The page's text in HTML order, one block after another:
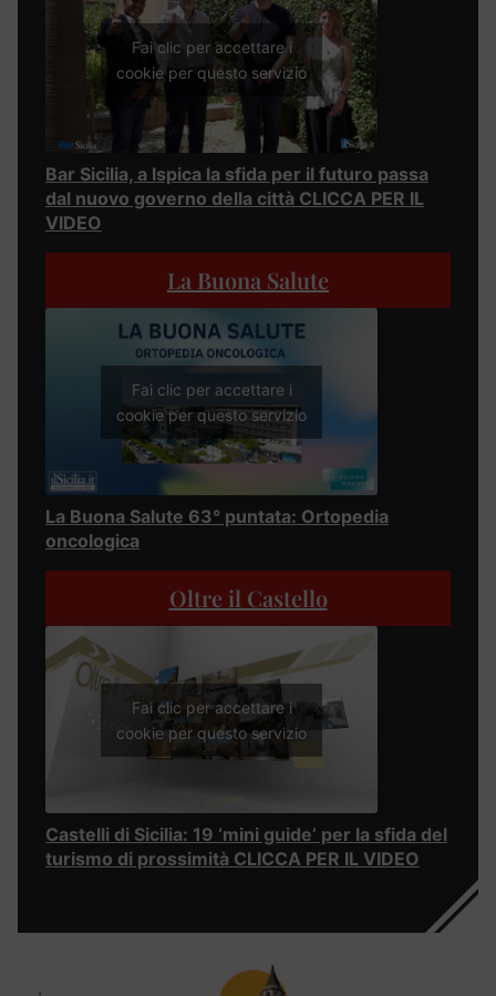
Fai clic per accettare i
cookie per questo servizio
Bar Sicilia, a Ispica la sfida per il futuro passa
dal nuovo governo della città CLICCA PER IL
VIDEO
La Buona Salute
Fai clic per accettare i
cookie per questo servizio
La Buona Salute 63° puntata: Ortopedia
oncologica
Oltre il Castello
Fai clic per accettare i
cookie per questo servizio
Castelli di Sicilia: 19 ‘mini guide’ per la sfida del
turismo di prossimità CLICCA PER IL VIDEO